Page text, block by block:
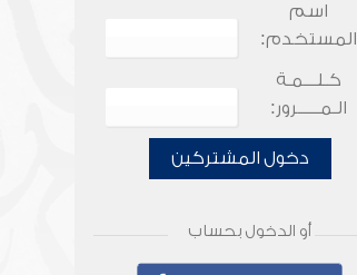
اسم
المستخدم:
كـلـــمـة
الـمـــــرور:
دخول المشتركين
أو الدخول بحساب